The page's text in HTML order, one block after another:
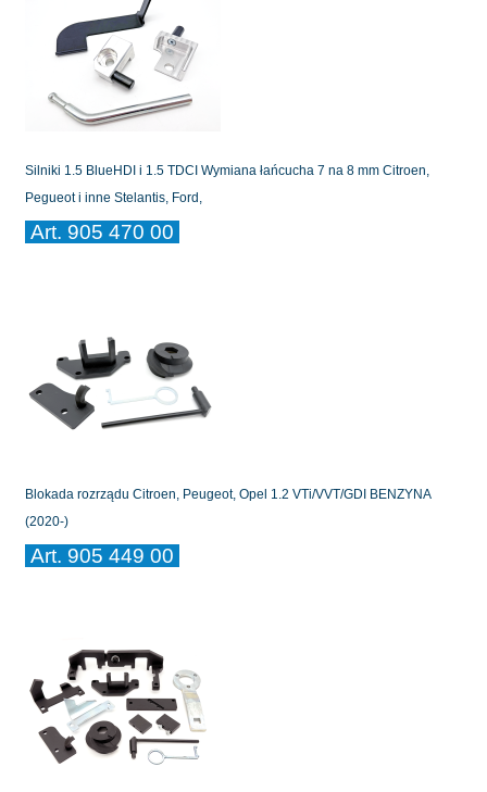
Silniki 1.5 BlueHDI i 1.5 TDCI Wymiana łańcucha 7 na 8 mm Citroen,
Pegueot i inne Stelantis, Ford,
Art. 905 470 00
Blokada rozrządu Citroen, Peugeot, Opel 1.2 VTi/VVT/GDI BENZYNA
(2020-)
Art. 905 449 00